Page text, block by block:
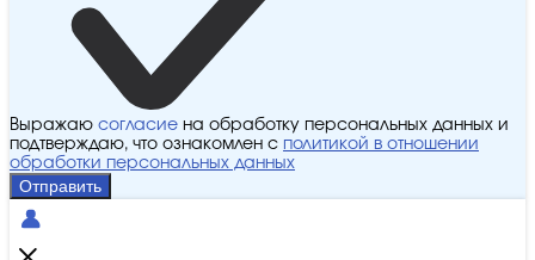
Выражаю согласие на обработку персональных данных и
подтверждаю, что ознакомлен с политикой в отношении
обработки персональных данных
Отправить